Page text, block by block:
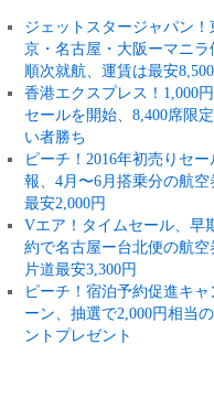
ジェットスタージャパン！
京・名古屋・大阪ーマニラ
順次就航、運賃は最安
香港エクスプレス！1,000
セールを開始、8,400席限
い者勝ち
ピーチ！2016年初売りセー
報、4月〜6月搭乗分の航空
最安2,000円
Vエア！タイムセール、早
約で名古屋ー台北便の航空
片道最安3,300円
ピーチ！宿泊予約促進キャ
ーン、抽選で2,000円相当
ントプレゼント